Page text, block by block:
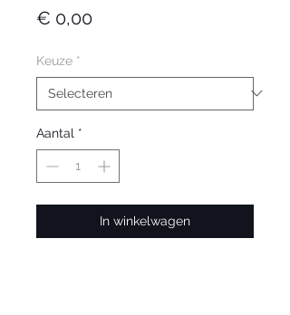
€ 0,00Prijs
Keuze *
Aantal *
In winkelwagen